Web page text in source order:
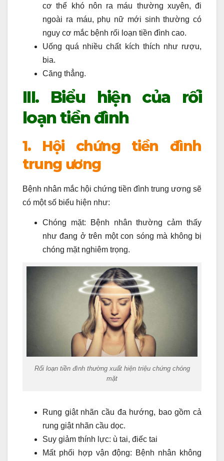
cơ thể khó nôn ra máu thường xuyên, đi
ngoài ra máu, phụ nữ mới sinh thường có
nguy cơ mắc bệnh rối loạn tiền đình cao.
Uống quá nhiều chất kích thích như rượu,
bia.
Căng thẳng.
III. Biểu hiện của rối
loạn tiền đình
1. Hội chứng tiền đình
trung ương
Bệnh nhân mắc hội chứng tiền đình trung ương sẽ
có một số biểu hiện như:
Chóng mặt: Bệnh nhân thường cảm thấy
như đang ở trên một con sóng mà không bị
chóng mặt nghiêm trọng.
Rối loạn tiền đình thường xuất hiện triệu chứng chóng
mặt
Rung giật nhãn cầu đa hướng, bao gồm cả
rung giật nhãn cầu dọc.
Suy giảm thính lực: ù tai, điếc tai
Mất phối hợp vận động: Bệnh nhân không